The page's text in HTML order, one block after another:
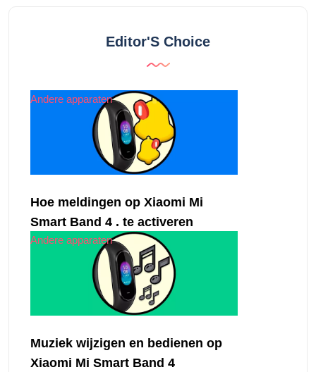
Editor'S Choice
Andere apparaten
Hoe meldingen op Xiaomi Mi
Smart Band 4 . te activeren
Andere apparaten
Muziek wijzigen en bedienen op
Xiaomi Mi Smart Band 4